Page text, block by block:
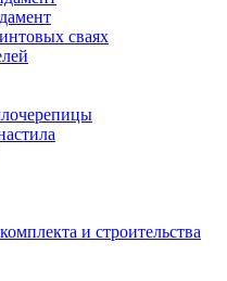
сваях
и строительства